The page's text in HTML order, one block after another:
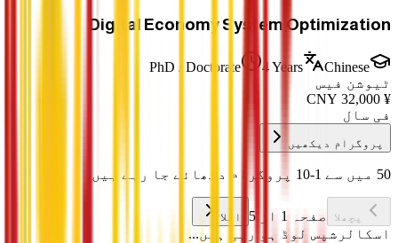
Digital Economy System Optimization
PhD / Doctorate 4 Years
Chinese
ٹیوشن فیس
¥
32,000
فی سال
پروگرام دیکھیں
50 میں سے 1-10 پروگرام دکھائے جا رہے ہیں
پچھلا صفحہ 1 از 5 اگلا
اسکالرشپس لوڈ ہو رہی ہیں...